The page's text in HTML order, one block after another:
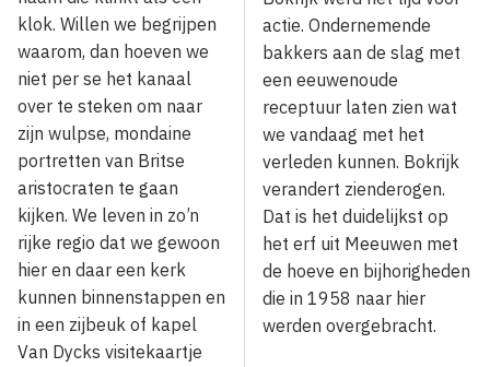
klok. Willen we begrijpen
waarom, dan hoeven we
niet per se het kanaal
over te steken om naar
zijn wulpse, mondaine
portretten van Britse
aristocraten te gaan
kijken. We leven in zo’n
rijke regio dat we gewoon
hier en daar een kerk
kunnen binnenstappen en
in een zijbeuk of kapel
Van Dycks visitekaartje
actie. Ondernemende
bakkers aan de slag met
een eeuwenoude
receptuur laten zien wat
we vandaag met het
verleden kunnen. Bokrijk
verandert zienderogen.
Dat is het duidelijkst op
het erf uit Meeuwen met
de hoeve en bijhorigheden
die in 1958 naar hier
werden overgebracht.